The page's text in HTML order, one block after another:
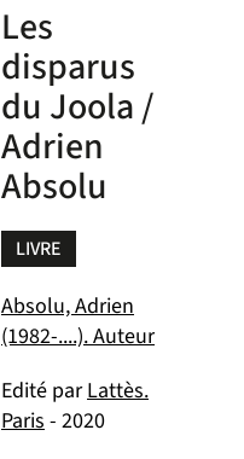
Les
disparus
du Joola /
Adrien
Absolu
LIVRE
Absolu, Adrien
(1982-....). Auteur
Edité parLattès.
Paris- 2020